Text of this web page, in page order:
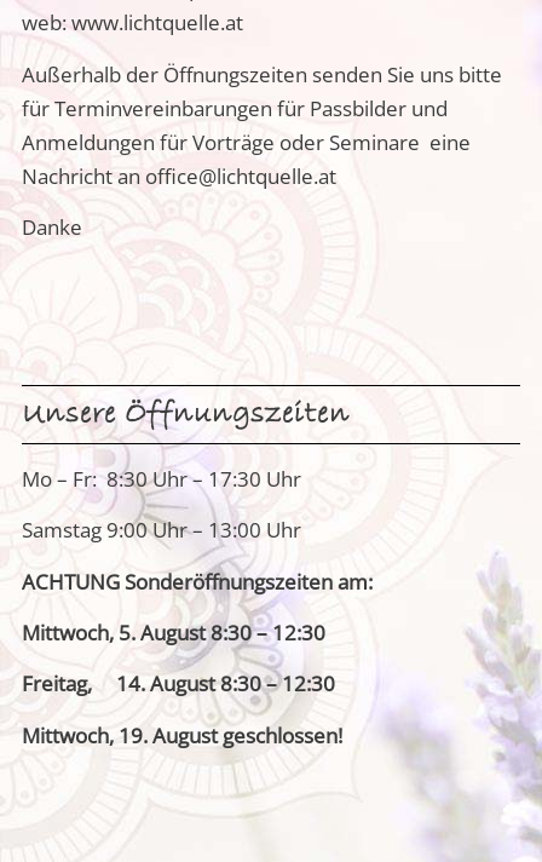
web:www.lichtquelle.at
Außerhalb der Öffnungszeiten senden Sie uns bitte
für Terminvereinbarungen für Passbilder und
Anmeldungen für Vorträge oder Seminare eine
Nachricht an office@lichtquelle.at
Danke
Unsere Öffnungszeiten
Mo – Fr: 8:30 Uhr – 17:30 Uhr
Samstag 9:00 Uhr – 13:00 Uhr
ACHTUNG Sonderöffnungszeiten am:
Mittwoch, 5. August 8:30 – 12:30
Freitag, 14. August 8:30 – 12:30
Mittwoch, 19. August geschlossen!